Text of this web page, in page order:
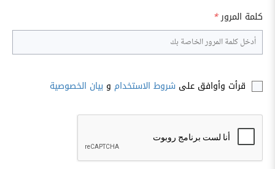
كلمة المرور*
قرأت وأوافق على شروط الاستخدام و بيان الخصوصية